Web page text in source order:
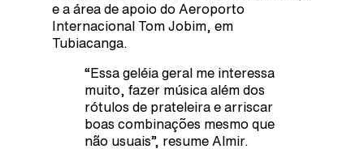
e a área de apoio do Aeroporto
Internacional Tom Jobim, em
Tubiacanga.
“Essa geléia geral me interessa
muito, fazer música além dos
rótulos de prateleira e arriscar
boas combinações mesmo que
não usuais”, resume Almir.